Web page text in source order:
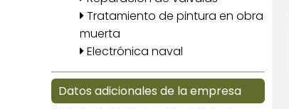
Tratamiento de pintura en obra
muerta
Electrónica naval
Datos adicionales de la empresa